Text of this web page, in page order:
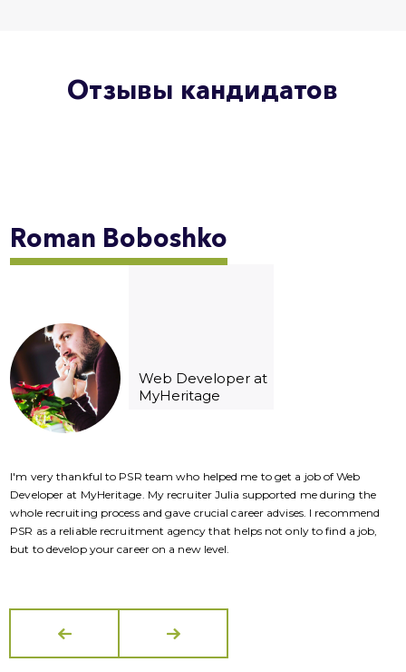
Отзывы кандидатов
Roman Boboshko
Web Developer at
MyHeritage
I'm very thankful to PSR team who helped me to get a job of Web
Developer at MyHeritage. My recruiter Julia supported me during the
whole recruiting process and gave crucial career advises. I recommend
PSR as a reliable recruitment agency that helps not only to find a job,
but to develop your career on a new level.